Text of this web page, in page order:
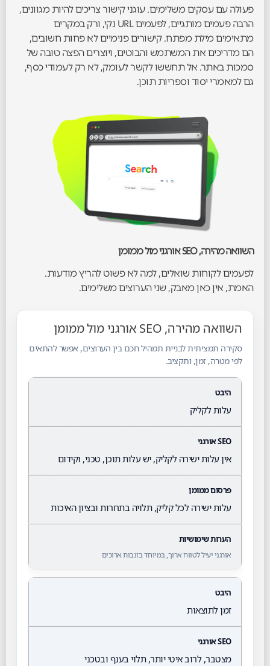
פעולה עם עסקים משלימים. עוגני קישור צריכים להיות מגוונים,
הרבה פעמים מותגיים, לפעמים URL נקי, ורק במקרים
מתאימים מילת מפתח. קישורים פנימיים לא פחות חשובים,
הם מדריכים את המשתמש והבוטים, ויוצרים הפצה טובה של
סמכות באתר. אל תחששו לקשר לעומק, לא רק לעמודי כסף,
גם למאמרי יסוד וספריות תוכן.
השוואה מהירה, SEO אורגני מול ממומן
לפעמים לקוחות שואלים, למה לא פשוט להריץ מודעות.
האמת, אין כאן מאבק, שני הערוצים משלימים.
השוואה מהירה, SEO אורגני מול ממומן
סקירה תמציתית לבניית תמהיל חכם בין הערוצים, אפשר להתאים
לפי מטרה, זמן, ותקציב.
עלות לקליק
אין עלות ישירה לקליק, יש עלות תוכן, טכני, וקידום
עלות ישירה לכל קליק, תלויה בתחרות ובציון האיכות
אורגני יעיל לטווח ארוך, במיוחד בזנבות ארוכים
זמן לתוצאות
מצטבר, לרוב איטי יותר, תלוי בענף ובטכני